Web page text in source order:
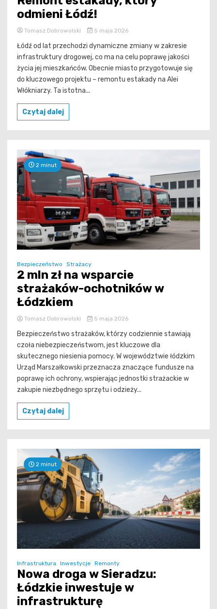
odmieni Łódź!
Tomasz Dobrowolski 5 maja 2026
Łódź od lat przechodzi dynamiczne zmiany w zakresie
infrastruktury drogowej, co ma na celu poprawę jakości
życia jej mieszkańców. Obecnie miasto przygotowuje się
do kluczowego projektu – remontu estakady na Alei
Włókniarzy. Ta istotna...
Czytaj dalej
2 minut
Bezpieczeństwo Strażacy
2 mln zł na wsparcie
strażaków-ochotników w
Łódzkiem
Tomasz Dobrowolski 5 maja 2026
Bezpieczeństwo strażaków, którzy codziennie stawiają
czoła niebezpieczeństwom, jest kluczowe dla
skutecznego niesienia pomocy. W województwie łódzkim
Urząd Marszałkowski przeznacza znaczące fundusze na
poprawę ich ochrony, wspierając jednostki strażackie w
zakupie niezbędnego sprzętu i odzieży...
Czytaj dalej
2 minut
Infrastruktura Inwestycje Remonty
Nowa droga w Sieradzu:
Łódzkie inwestuje w
infrastrukturę